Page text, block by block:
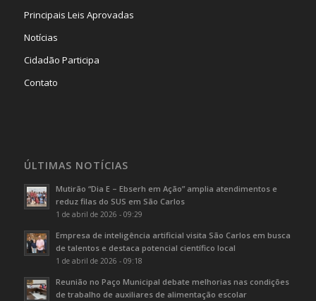
Principais Leis Aprovadas
Notícias
Cidadão Participa
Contato
ÚLTIMAS NOTÍCIAS
Mutirão “Dia E – Ebserh em Ação” amplia atendimentos e
reduz filas do SUS em São Carlos
1 de abril de 2026 - 09:29
Empresa de inteligência artificial visita São Carlos em busca
de talentos e destaca potencial científico local
1 de abril de 2026 - 09:18
Reunião no Paço Municipal debate melhorias nas condições
de trabalho de auxiliares de alimentação escolar